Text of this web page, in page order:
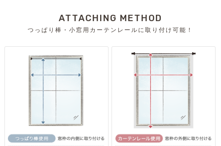
ATTACHING METHOD
つっぱり棒・小窓用カーテンレールに取り付け可能！